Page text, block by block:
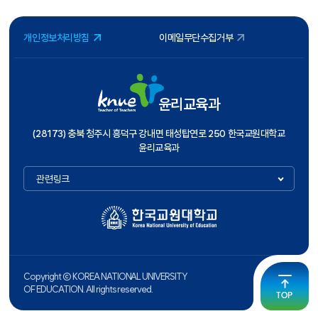
개인정보처리방침 이메일무단수집거부
윤리교육과
(28173) 충북 청주시 흥덕구 강내면 태성탑연로 250 한국교원대학교
윤리교육과
관련링크
Copyright ⓒ KOREA NATIONAL UNIVERSITY
OF EDUCATION. All rights reserved.
TOP